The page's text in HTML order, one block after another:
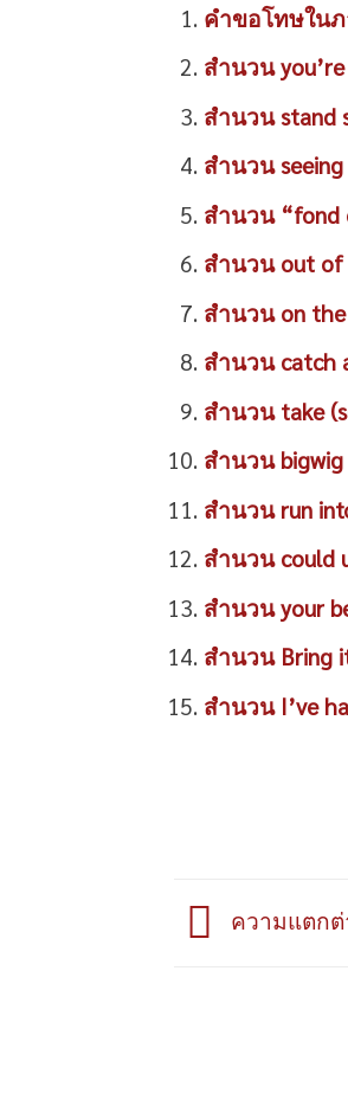
คำขอโทษในภ
สำนวน
สำนวน stand
สำนวน seeing
สำนวน “fond
สำนวน out of
สำนวน on
สำนวน catch
สำนวน take
สำนวน bigwig
สำนวน run
สำนวน could
สำนวน your
สำนวน Bring
สำนวน I’ve
ความแตกต่